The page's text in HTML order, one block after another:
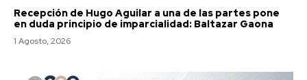
Recepción de Hugo Aguilar a una de las partes pone
en duda principio de imparcialidad: Baltazar Gaona
1 Agosto, 2026